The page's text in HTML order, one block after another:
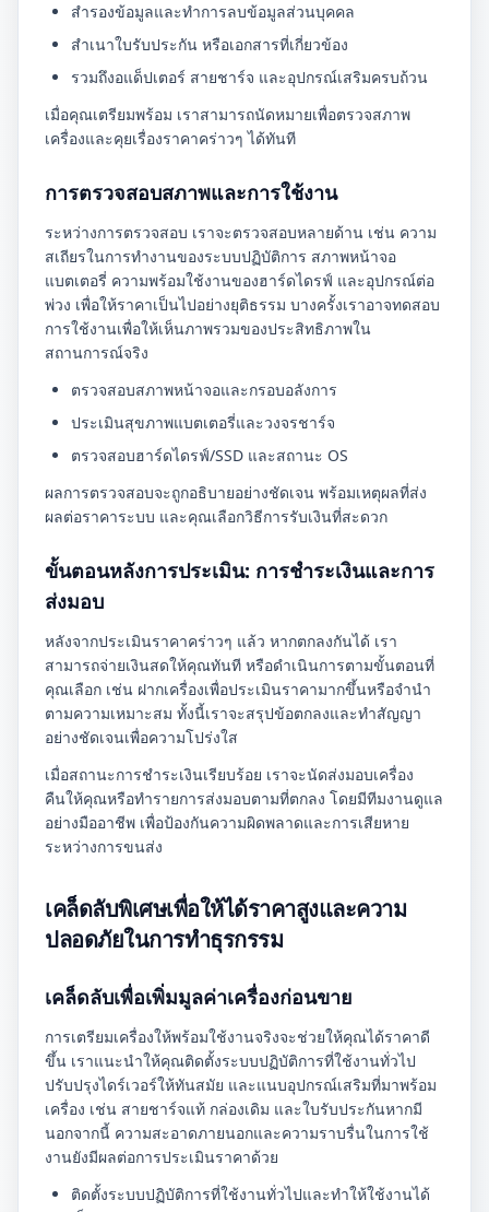
สำรองข้อมูลและทำการลบข้อมูลส่วนบุคคล
สำเนาใบรับประกัน หรือเอกสารที่เกี่ยวข้อง
รวมถึงอแด็ปเตอร์ สายชาร์จ และอุปกรณ์เสริมครบถ้วน
เมื่อคุณเตรียมพร้อม เราสามารถนัดหมายเพื่อตรวจสภาพ
เครื่องและคุยเรื่องราคาคร่าวๆ ได้ทันที
การตรวจสอบสภาพและการใช้งาน
ระหว่างการตรวจสอบ เราจะตรวจสอบหลายด้าน เช่น ความ
สเถียรในการทำงานของระบบปฏิบัติการ สภาพหน้าจอ
แบตเตอรี่ ความพร้อมใช้งานของฮาร์ดไดรฟ์ และอุปกรณ์ต่อ
พ่วง เพื่อให้ราคาเป็นไปอย่างยุติธรรม บางครั้งเราอาจทดสอบ
การใช้งานเพื่อให้เห็นภาพรวมของประสิทธิภาพใน
สถานการณ์จริง
ตรวจสอบสภาพหน้าจอและกรอบอลังการ
ประเมินสุขภาพแบตเตอรี่และวงจรชาร์จ
ตรวจสอบฮาร์ดไดรฟ์/SSD และสถานะ OS
ผลการตรวจสอบจะถูกอธิบายอย่างชัดเจน พร้อมเหตุผลที่ส่ง
ผลต่อราคาระบบ และคุณเลือกวิธีการรับเงินที่สะดวก
ขั้นตอนหลังการประเมิน: การชำระเงินและการ
ส่งมอบ
หลังจากประเมินราคาคร่าวๆ แล้ว หากตกลงกันได้ เรา
สามารถจ่ายเงินสดให้คุณทันที หรือดำเนินการตามขั้นตอนที่
คุณเลือก เช่น ฝากเครื่องเพื่อประเมินราคามากขึ้นหรือจำนำ
ตามความเหมาะสม ทั้งนี้เราจะสรุปข้อตกลงและทำสัญญา
อย่างชัดเจนเพื่อความโปร่งใส
เมื่อสถานะการชำระเงินเรียบร้อย เราจะนัดส่งมอบเครื่อง
คืนให้คุณหรือทำรายการส่งมอบตามที่ตกลง โดยมีทีมงานดูแล
อย่างมืออาชีพ เพื่อป้องกันความผิดพลาดและการเสียหาย
ระหว่างการขนส่ง
เคล็ดลับพิเศษเพื่อให้ได้ราคาสูงและความ
ปลอดภัยในการทำธุรกรรม
เคล็ดลับเพื่อเพิ่มมูลค่าเครื่องก่อนขาย
การเตรียมเครื่องให้พร้อมใช้งานจริงจะช่วยให้คุณได้ราคาดี
ขึ้น เราแนะนำให้คุณติดตั้งระบบปฏิบัติการที่ใช้งานทั่วไป
ปรับปรุงไดร์เวอร์ให้ทันสมัย และแนบอุปกรณ์เสริมที่มาพร้อม
เครื่อง เช่น สายชาร์จแท้ กล่องเดิม และใบรับประกันหากมี
นอกจากนี้ ความสะอาดภายนอกและความราบรื่นในการใช้
งานยังมีผลต่อการประเมินราคาด้วย
ติดตั้งระบบปฏิบัติการที่ใช้งานทั่วไปและทำให้ใช้งานได้